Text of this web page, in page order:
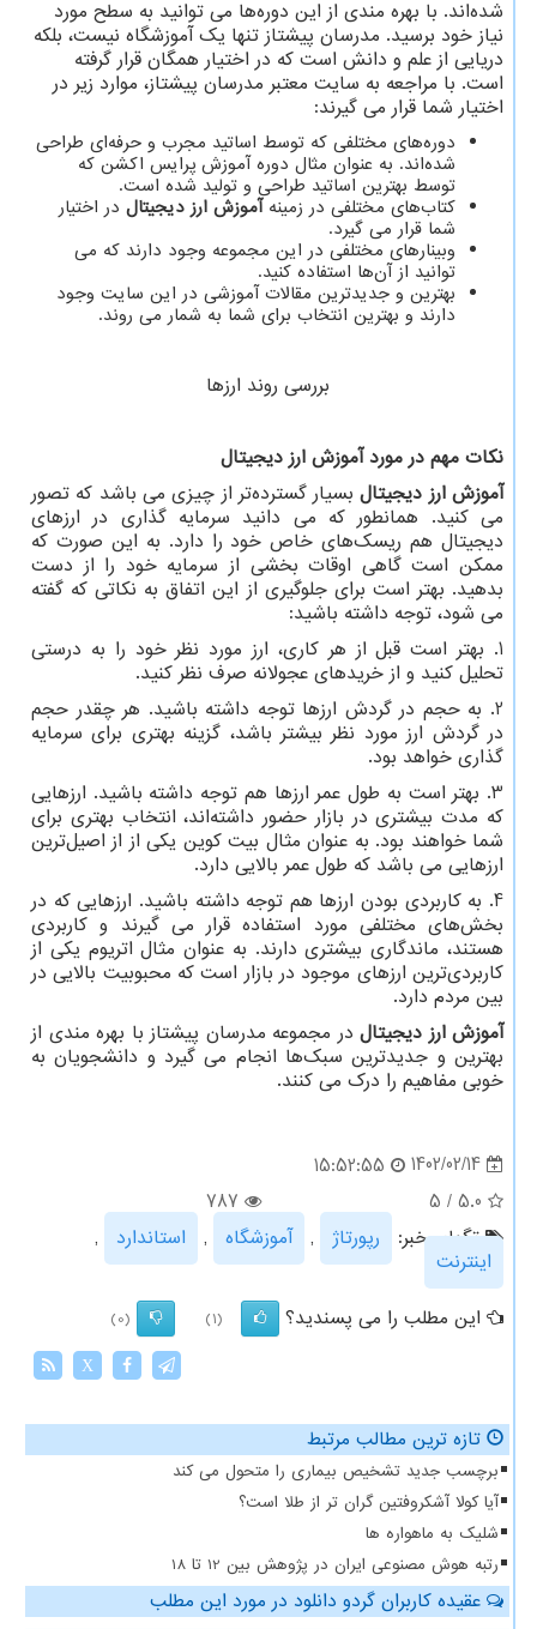
شده‌اند. با بهره مندی از این دوره‌ها می توانید به سطح مورد
نیاز خود برسید. مدرسان پیشتاز تنها یک آموزشگاه نیست، بلکه
دریایی از علم و دانش است که در اختیار همگان قرار گرفته
است. با مراجعه به سایت معتبر مدرسان پیشتاز، موارد زیر در
اختیار شما قرار می گیرند:
دوره‌های مختلفی که توسط اساتید مجرب و حرفه‌ای طراحی
شده‌اند. به عنوان مثال دوره آموزش پرایس اکشن که
توسط بهترین اساتید طراحی و تولید شده است.
کتاب‌های مختلفی در زمینهآموزش ارز دیجیتال در اختیار
شما قرار می گیرد.
وبینارهای مختلفی در این مجموعه وجود دارند که می
توانید از آن‌ها استفاده کنید.
بهترین و جدیدترین مقالات آموزشی در این سایت وجود
دارند و بهترین انتخاب برای شما به شمار می روند.
بررسی روند ارزها
نکات مهم در مورد آموزش ارز دیجیتال
آموزش ارز دیجیتالبسیار گسترده‌تر از چیزی می باشد که تصور
می کنید. همانطور که می دانید سرمایه گذاری در ارزهای
دیجیتال هم ریسک‌های خاص خود را دارد. به این صورت که
ممکن است گاهی اوقات بخشی از سرمایه خود را از دست
بدهید. بهتر است برای جلوگیری از این اتفاق به نکاتی که گفته
می شود، توجه داشته باشید:
1. بهتر است قبل از هر کاری، ارز مورد نظر خود را به درستی
تحلیل کنید و از خریدهای عجولانه صرف نظر کنید.
2. به حجم در گردش ارز‌ها توجه داشته باشید. هر چقدر حجم
در گردش ارز مورد نظر بیشتر باشد، گزینه بهتری برای سرمایه
گذاری خواهد بود.
3. بهتر است به طول عمر ارزها هم توجه داشته باشید. ارزهایی
که مدت بیشتری در بازار حضور داشته‌اند، انتخاب بهتری برای
شما خواهند بود. به عنوان مثال بیت کوین یکی از از اصیل‌ترین
ارزهایی می باشد که طول عمر بالایی دارد.
4. به کاربردی بودن ارزها هم توجه داشته باشید. ارزهایی که در
بخش‌های مختلفی مورد استفاده قرار می گیرند و کاربردی
هستند، ماندگاری بیشتری دارند. به عنوان مثال اتریوم یکی از
کاربردی‌ترین ارزهای موجود در بازار است که محبوبیت بالایی در
بین مردم دارد.
آموزش ارز دیجیتال در مجموعه مدرسان پیشتاز با بهره مندی از
بهترین و جدیدترین سبک‌ها انجام می گیرد و دانشجویان به
خوبی مفاهیم را درک می کنند.
1402/02/14
15:52:55
5.0
/
5
787
تگهای خبر:
رپورتاژ , آموزشگاه , استاندارد
,
اینترنت
این مطلب را می پسندید؟
(1)
(0)
X
تازه ترین مطالب مرتبط
برچسب جدید تشخیص بیماری را متحول می کند
آیا کولا آشکروفتین گران تر از طلا است؟
شلیک به ماهواره ها
رتبه هوش مصنوعی ایران در پژوهش بین 12 تا 18
عقیده کاربران گردو دانلود در مورد این مطلب